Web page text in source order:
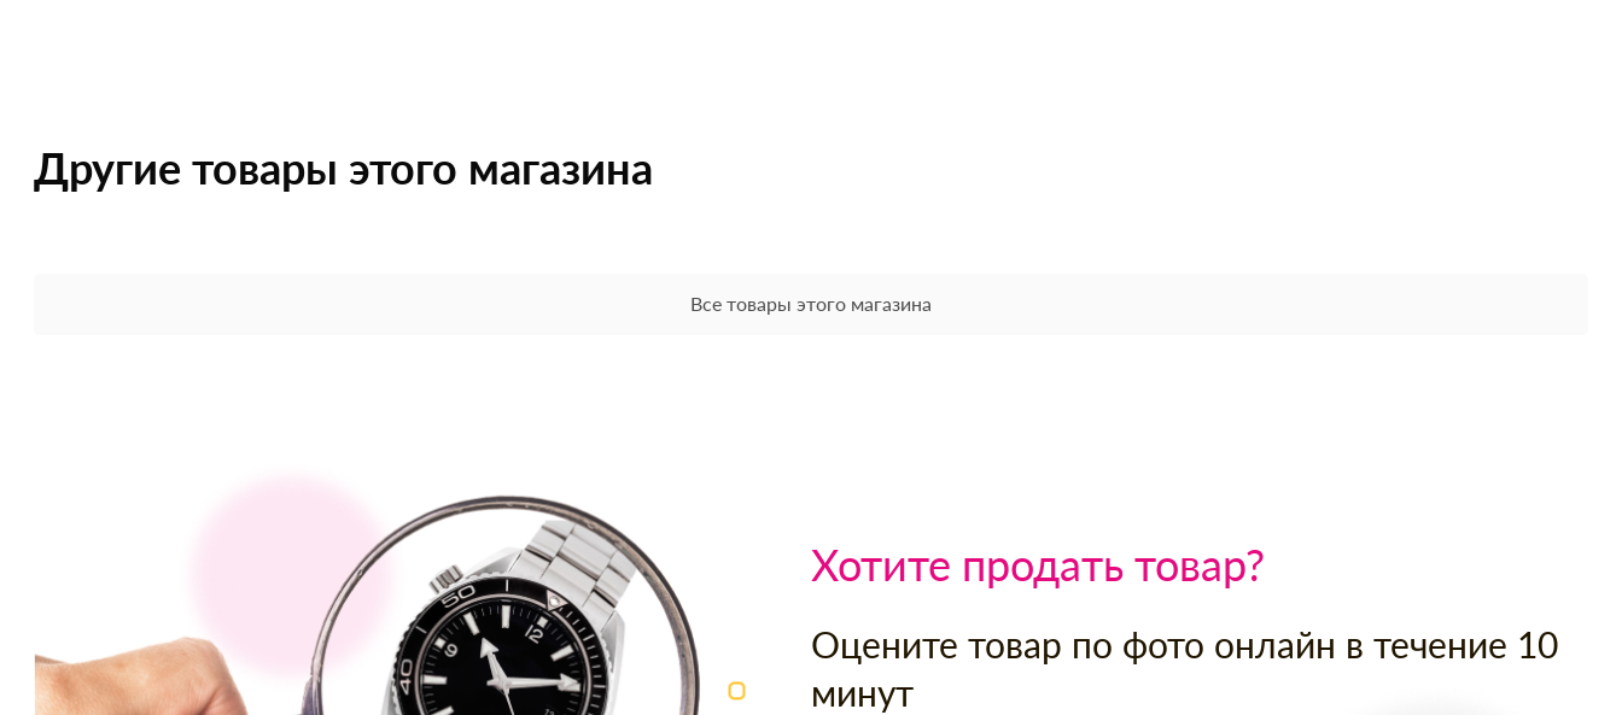
Другие товары этого магазина
Все товары этого магазина
Хотите продать товар?
Оцените товар по фото онлайн в течение 10
минут